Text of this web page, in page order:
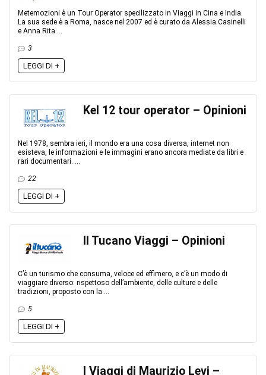
Metemozioni è un Tour Operator specilizzato in Viaggi in Cina e India.
La sua sede è a Roma, nasce nel 2007 ed è curato da Alessia Casinelli
e Anna Rita ...
3
LEGGI DI +
Kel 12 tour operator – Opinioni
Nel 1978, sembra ieri, il mondo era una cosa diversa, internet non
esisteva, le informazioni e le immagini erano ancora mediate da libri e
rari documentari. ...
22
LEGGI DI +
Il Tucano Viaggi – Opinioni
C’è un turismo che consuma, veloce ed effimero, e c’è un modo di
viaggiare diverso: rispettoso dell’ambiente, delle culture e delle
tradizioni, proposto con la ...
5
LEGGI DI +
I Viaggi di Maurizio Levi –